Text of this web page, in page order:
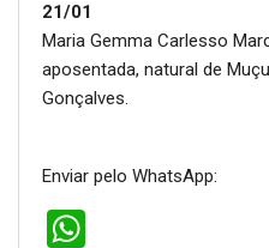
21/01
Maria Gemma Carlesso
aposentada, natural de
Gonçalves.
Enviar pelo WhatsApp: